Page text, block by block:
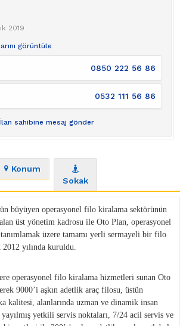
2019
görüntüle
0850 222 56 86
0532 111 56 86
İlan sahibine mesaj gönder
Konum
Sokak
büyüyen operasyonel filo kiralama sektörünün
üst yönetim kadrosu ile Oto Plan, operasyonel
üzere tamamı yerli sermayeli bir filo
yılında kuruldu.
operasyonel filo kiralama hizmetleri sunan Oto
9000’i aşkın adetlik araç filosu, üstün
kalitesi, alanlarında uzman ve dinamik insan
yetkili servis noktaları, 7/24 acil servis ve